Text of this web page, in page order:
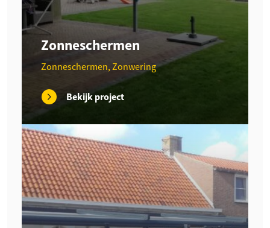
Zonneschermen
Zonneschermen, Zonwering
Bekijk project